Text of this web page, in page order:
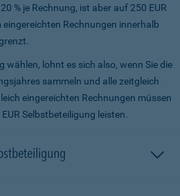
% je Rechnung, ist aber auf 250 EUR
eingereichten Rechnungen innerhalb
wählen, lohnt es sich also, wenn Sie die
sammeln und alle zeitgleich
eingereichten Rechnungen müssen
Selbstbeteiligung leisten.